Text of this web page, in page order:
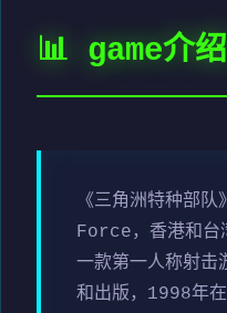
📊 game介绍
《三角洲特种部
Force，香港和台
一款第一人称射
和出版，1998